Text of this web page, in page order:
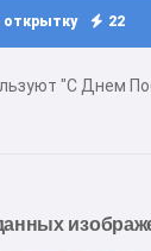
открытку 22
"С Днем